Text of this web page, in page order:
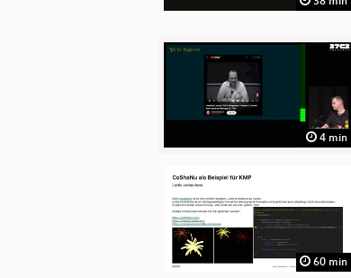
4 min
60 min